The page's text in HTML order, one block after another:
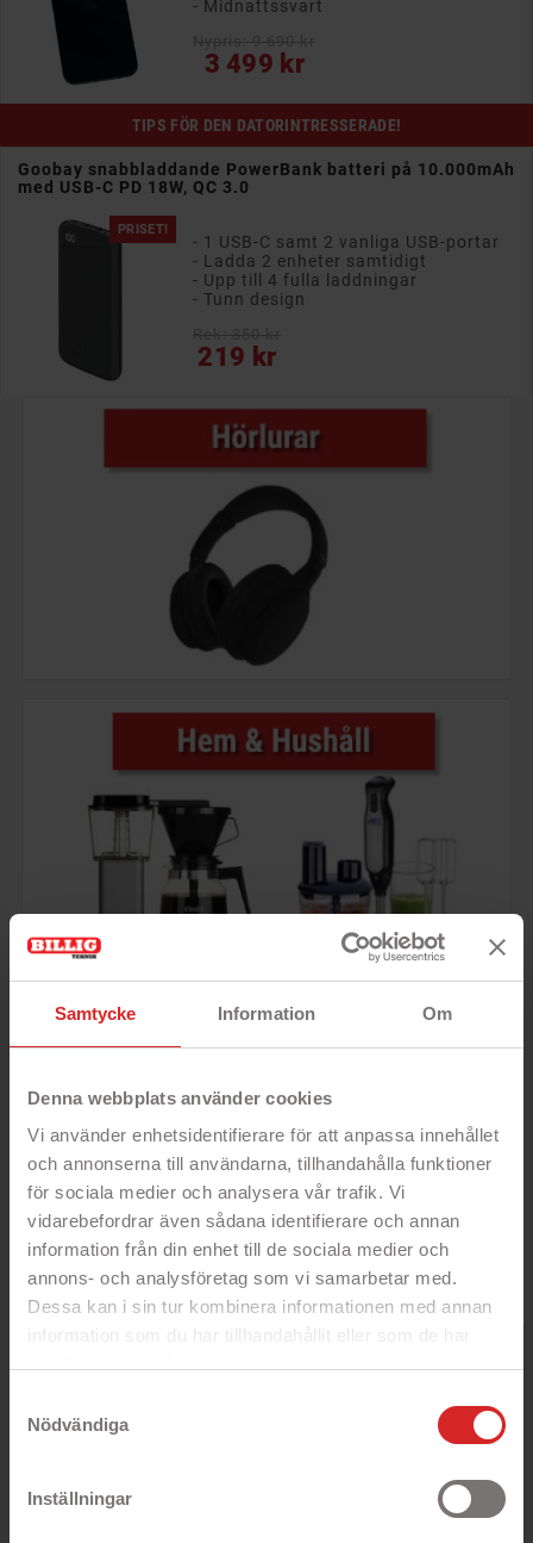
Samtycke Information Om
Denna webbplats använder cookies
Vi använder enhetsidentifierare för att anpassa innehållet
och annonserna till användarna, tillhandahålla funktioner
för sociala medier och analysera vår trafik. Vi
vidarebefordrar även sådana identifierare och annan
information från din enhet till de sociala medier och
annons- och analysföretag som vi samarbetar med.
Dessa kan i sin tur kombinera informationen med annan
information som du har tillhandahållit eller som de har
Nödvändiga
Inställningar
- Midnattssvart
3 499 kr
Pris
TIPS FÖR DEN DATORINTRESSERADE!
Goobay snabbladdande PowerBank batteri på 10.000mAh
med USB-C PD 18W, QC 3.0
PRISET!
- 1 USB-C samt 2 vanliga USB-portar
- Ladda 2 enheter samtidigt
- Upp till 4 fulla laddningar
- Tunn design
219 kr
Pris